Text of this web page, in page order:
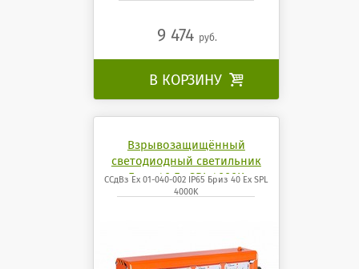
9 474 руб.
В КОРЗИНУ 
Взрывозащищённый
светодиодный светильник
Бриз 40 Ех SPL 4000K
ССдВз Ех 01-040-002 IP65 Бриз 40 Ех SPL
4000K